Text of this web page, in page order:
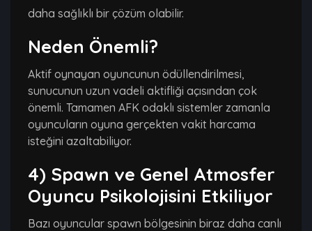
daha sağlıklı bir çözüm olabilir.
Neden Önemli?
Aktif oynayan oyuncunun ödüllendirilmesi,
sunucunun uzun vadeli aktifliği açısından çok
önemli. Tamamen AFK odaklı sistemler zamanla
oyuncuların oyuna gerçekten vakit harcama
isteğini azaltabiliyor.
4) Spawn ve Genel Atmosfer
Oyuncu Psikolojisini Etkiliyor
Bazı oyuncular spawn bölgesinin biraz daha canlı